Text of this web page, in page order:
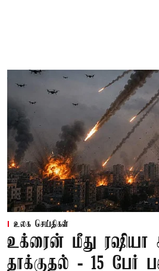
உலக செய்திகள்
உக்ரைன் மீது ரஷியா
தாக்குதல் - 15 பேர்